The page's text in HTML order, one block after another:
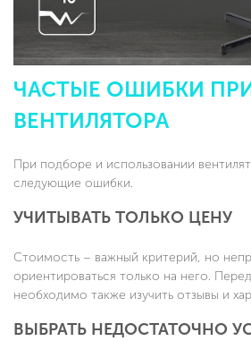
ЧАСТЫЕ ОШИБКИ
ВЕНТИЛЯТОРА
При подборе и использовании
следующие ошибки.
УЧИТЫВАТЬ ТОЛЬКО ЦЕНУ
Стоимость – важный критерий, но
ориентироваться только на него.
необходимо также изучить отзывы и
ВЫБРАТЬ НЕДОСТАТОЧНО